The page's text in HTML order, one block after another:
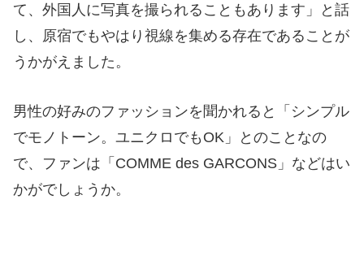
て、外国人に写真を撮られることもあります」と話
し、原宿でもやはり視線を集める存在であることが
うかがえました。
男性の好みのファッションを聞かれると「シンプル
でモノトーン。ユニクロでもOK」とのことなの
で、ファンは「COMME des GARCONS」などはい
かがでしょうか。